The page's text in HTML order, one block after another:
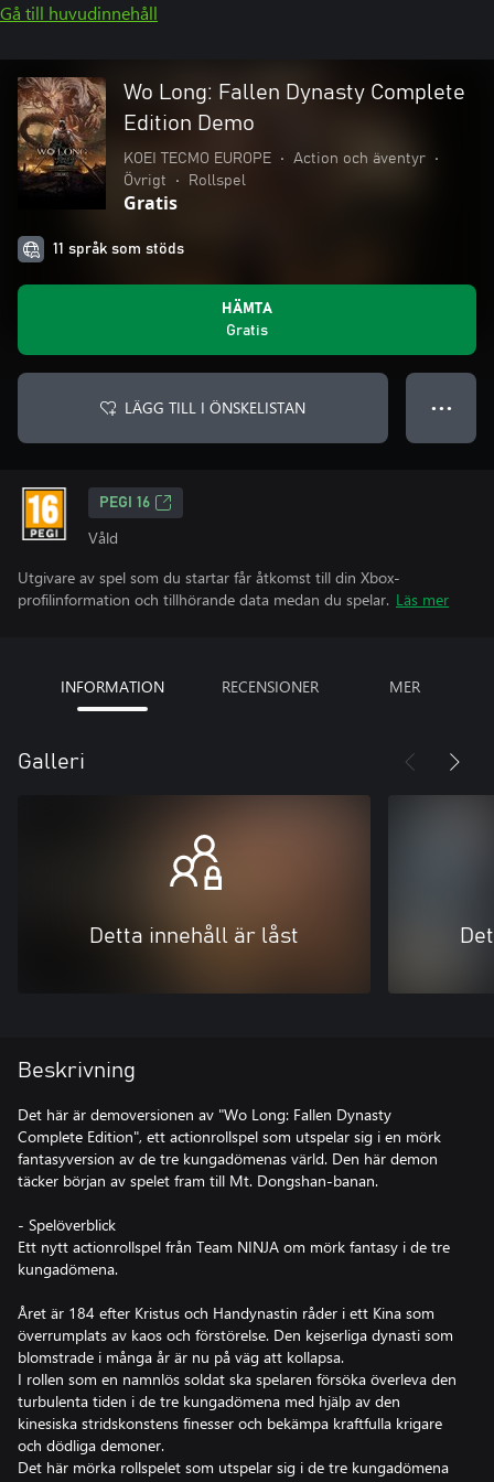
Gå till huvudinnehåll
Wo Long: Fallen Dynasty Complete
Edition Demo
KOEI TECMO EUROPE • Action och äventyr
•
Övrigt
• Rollspel
Gratis
11 språk som stöds
HÄMTA
Gratis
LÄGG TILL I ÖNSKELISTAN ● ● ●
PEGI 16
Våld
Utgivare av spel som du startar får åtkomst till din Xbox-
profilinformation och tillhörande data medan du spelar. Läs mer
INFORMATION RECENSIONER MER
Galleri
Detta innehåll är låst
Beskrivning
Det här är demoversionen av "Wo Long: Fallen Dynasty
Complete Edition", ett actionrollspel som utspelar sig i en mörk
fantasyversion av de tre kungadömenas värld. Den här demon
täcker början av spelet fram till Mt. Dongshan-banan.
- Spelöverblick
Ett nytt actionrollspel från Team NINJA om mörk fantasy i de tre
kungadömena.
Året är 184 efter Kristus och Handynastin råder i ett Kina som
överrumplats av kaos och förstörelse. Den kejserliga dynasti som
blomstrade i många år är nu på väg att kollapsa.
I rollen som en namnlös soldat ska spelaren försöka överleva den
turbulenta tiden i de tre kungadömena med hjälp av den
kinesiska stridskonstens finesser och bekämpa kraftfulla krigare
och dödliga demoner.
Det här mörka rollspelet som utspelar sig i de tre kungadömena